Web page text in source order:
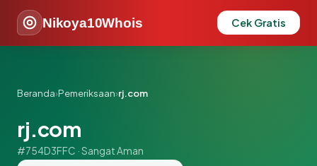
Nikoya10Whois Cek Gratis
Beranda›Pemeriksaan›rj.com
rj.com
#754D3FFC · Sangat Aman